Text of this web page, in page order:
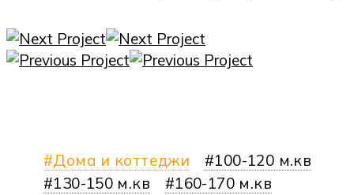
Дома и коттеджи
100-120 м.кв
130-150 м.кв
160-170 м.кв